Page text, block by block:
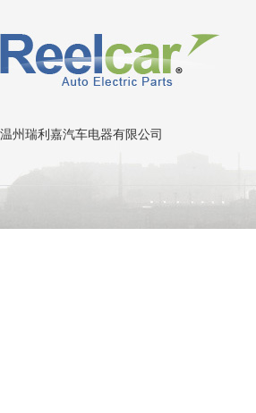
温州瑞利嘉汽车电器有限公司